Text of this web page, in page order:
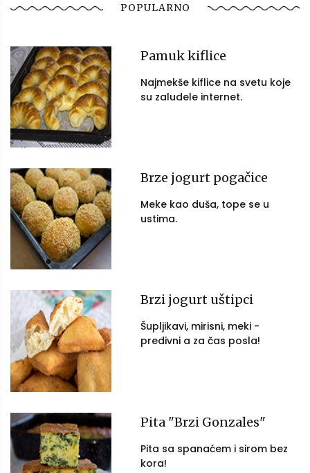
POPULARNO
Pamuk kiflice
Najmekše kiflice na svetu koje
su zaludele internet.
Brze jogurt pogačice
Meke kao duša, tope se u
ustima.
Brzi jogurt uštipci
Šupljikavi, mirisni, meki -
predivni a za čas posla!
Pita "Brzi Gonzales"
Pita sa spanaćem i sirom bez
kora!